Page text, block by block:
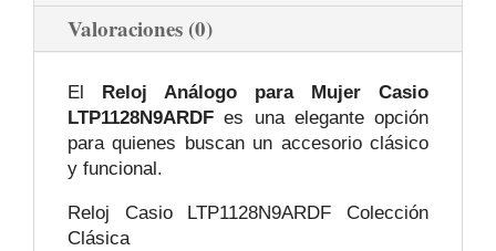
Valoraciones (0)
El
Reloj Análogo para Mujer Casio
LTP1128N9ARDF es una elegante opción
para quienes buscan un accesorio clásico
y funcional.
Reloj Casio LTP1128N9ARDF Colección
Clásica